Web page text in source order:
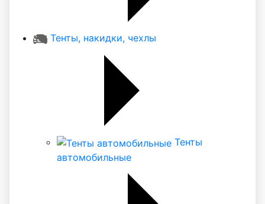
Тенты, накидки, чехлы
Тенты
автомобильные